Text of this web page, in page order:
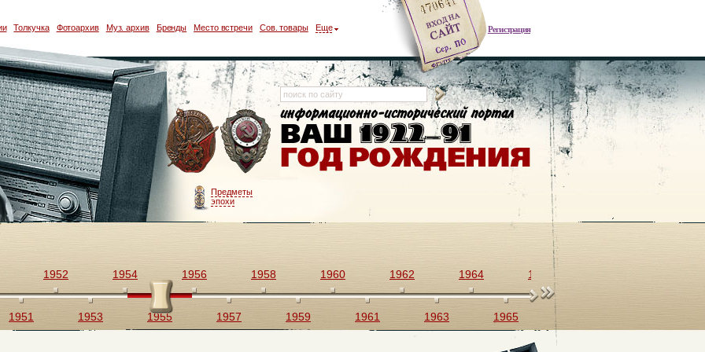
Регистрация
Толкучка Фотоархив Муз. архив Бренды Место встречи Сов. товары Еще
Предметы
эпохи
1951
1952
1953
1954
1955
1956
1957
1958
1959
1960
1961
1962
1963
1964
1965
1966